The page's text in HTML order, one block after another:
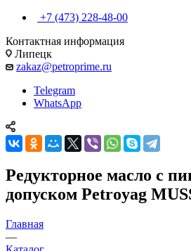
+7 (473) 228-48-00
Контактная информация
Липецк
zakaz@petroprime.ru
Telegram
WhatsApp
Редукторное масло с
допуском Petroyag
Главная
—